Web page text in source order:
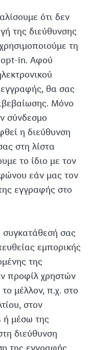
ότι δεν
της διεύθυνσης
τη
opt-in. Αφού
θα σας
Μόνο
σύνδεσμο
η διεύθυνση
στη λίστα
το ίδιο με τον
εάν μας τον
εγγραφής στο
συγκατάθεσή σας
εμπορικής
της
προφίλ χρηστών
μέλλον, π.χ. στο
στον
ή μέσω της
διεύθυνση